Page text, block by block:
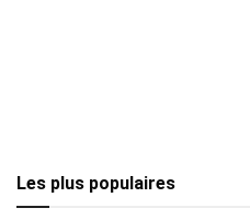
Les plus populaires